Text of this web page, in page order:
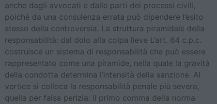
anche dagli avvocati e dalle parti dei processi civili,
poiché da una consulenza errata può dipendere l’esito
stesso della controversia. La struttura piramidale della
responsabilità: dal dolo alla colpa lieve L’art. 64 c.p.c.
costruisce un sistema di responsabilità che può essere
rappresentato come una piramide, nella quale la gravità
della condotta determina l’intensità della sanzione. Al
vertice si colloca la responsabilità penale più severa,
quella per falsa perizia: il primo comma della norma